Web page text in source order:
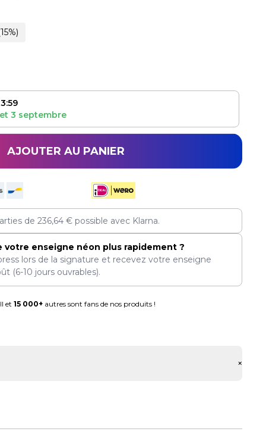
et 3 septembre
AJOUTER AU PANIER
de236,64€ possible avec Klarna.
votre enseigne néon plus rapidement ?
lors de la signature et recevez votre enseigne
(6-10 jours ouvrables).
et 15 000+autres sont fans de nos produits !
+